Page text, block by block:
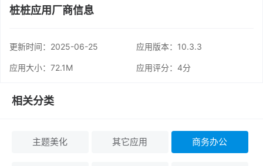
桩桩应用厂商信息
更新时间： 2025-06-25 应用版本：10.3.3
应用大小：72.1M 应用评分： 4分
相关分类
主题美化 其它应用 商务办公